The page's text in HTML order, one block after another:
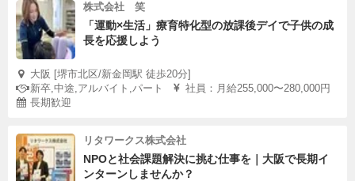
株式会社 笑
「運動×生活」療育特化型の放課後デイで子供の成
長を応援しよう
大阪 [堺市北区/新金岡駅 徒歩20分]
新卒,中途,アルバイト,パート
社員：月給255,000〜280,000円
長期歓迎
リタワークス株式会社
NPOと社会課題解決に挑む仕事を｜大阪で長期イ
ンターンしませんか？